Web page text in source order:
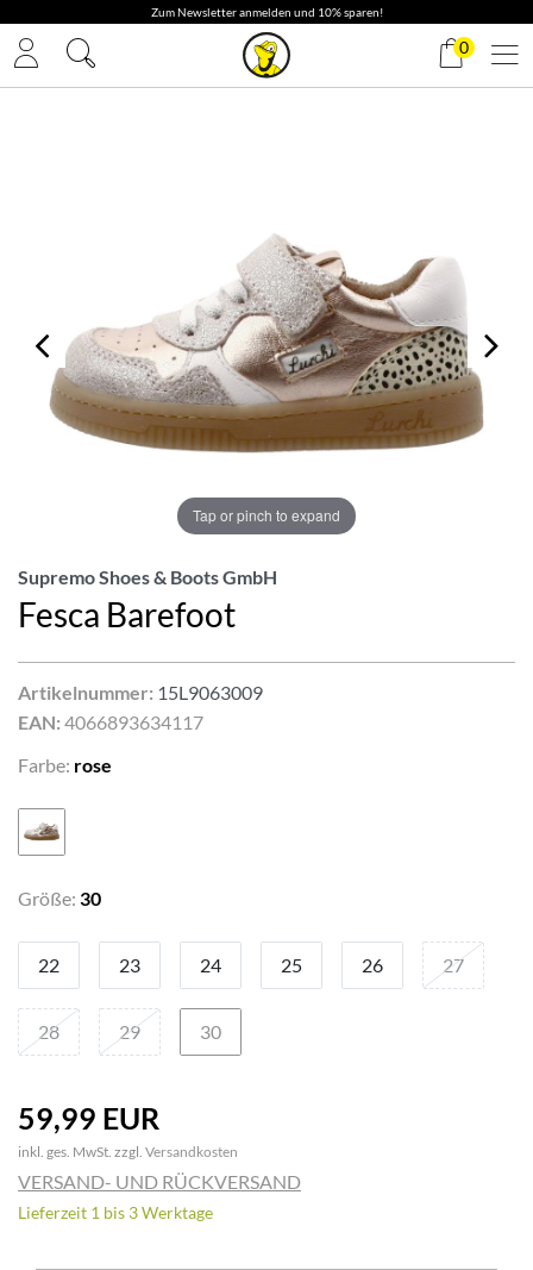
✓ Gratis Versand
0
Tap or pinch to expand
Supremo Shoes & Boots GmbH
Fesca Barefoot
Artikelnummer: 15L9063009
EAN: 4066893634117
Farbe: rose
Größe: 30
22 23 24 25 26 27
28 29 30
59,99 EUR
inkl. ges. MwSt. zzgl. Versandkosten
VERSAND- UND RÜCKVERSAND
Lieferzeit 1 bis 3 Werktage